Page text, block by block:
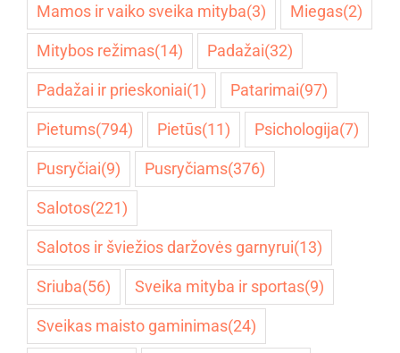
Mamos ir vaiko sveika mityba(3) Miegas(2)
Mitybos režimas(14) Padažai(32)
Padažai ir prieskoniai(1) Patarimai(97)
Pietums(794) Pietūs(11) Psichologija(7)
Pusryčiai(9) Pusryčiams(376)
Salotos(221)
Salotos ir šviežios daržovės garnyrui(13)
Sriuba(56) Sveika mityba ir sportas(9)
Sveikas maisto gaminimas(24)